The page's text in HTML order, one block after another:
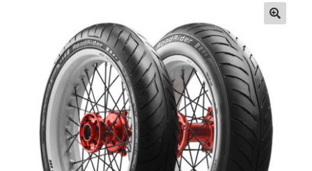
Ava
Testid
Kontakt